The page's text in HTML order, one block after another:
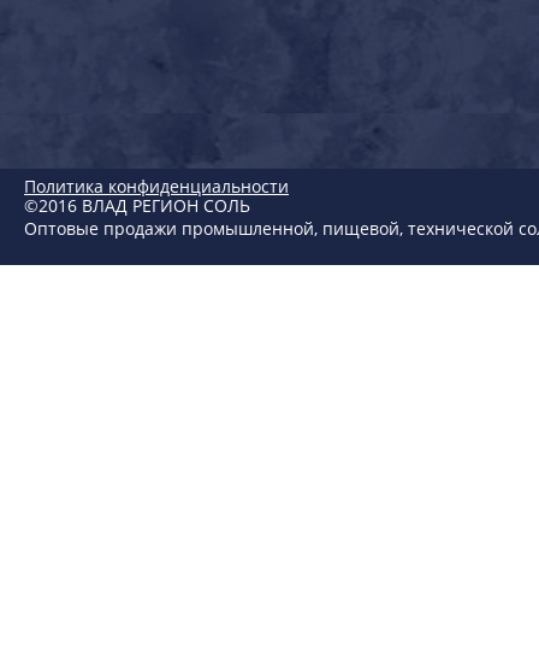
©2016 ВЛАД РЕГИОН СОЛЬ
Оптовые продажи промышленной, пищевой, технической
Политика конфиденциальности